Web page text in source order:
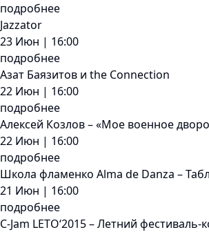
подробнее
Jazzator
23 Июн | 16:00
подробнее
Азат Баязитов и the Connection
22 Июн | 16:00
подробнее
Алексей Козлов – «Мое военное
22 Июн | 16:00
подробнее
Школа фламенко Alma de Danza –
21 Июн | 16:00
подробнее
C-Jam LETO‘2015 – Летний фестиваль-